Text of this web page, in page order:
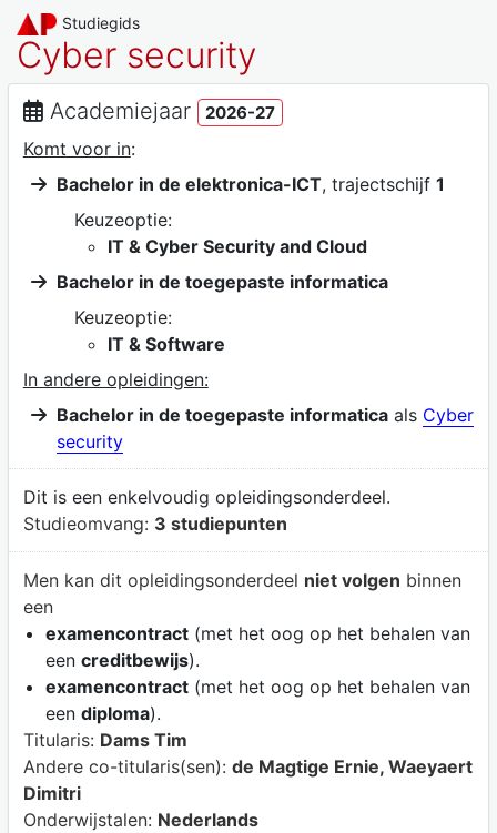
Studiegids
Cyber security
Academiejaar 2026-27
Komt voor in:
Bachelor in de elektronica-ICT, trajectschijf 1
Keuzeoptie:
IT & Cyber Security and Cloud
Bachelor in de toegepaste informatica
Keuzeoptie:
IT & Software
In andere opleidingen:
Bachelor in de toegepaste informaticaals Cyber
security
Dit is een enkelvoudig opleidingsonderdeel.
Studieomvang: 3 studiepunten
Men kan dit opleidingsonderdeel niet volgen binnen
een
examencontract(met het oog op het behalen van
een creditbewijs).
examencontract(met het oog op het behalen van
een diploma).
Titularis: Dams Tim
Andere co-titularis(sen): de Magtige Ernie, Waeyaert
Dimitri
Onderwijstalen: Nederlands